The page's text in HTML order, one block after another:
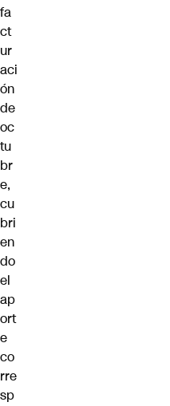
fa
ct
ur
aci
ón
de
oc
tu
br
e,
cu
bri
en
do
el
ap
ort
e
co
rre
sp